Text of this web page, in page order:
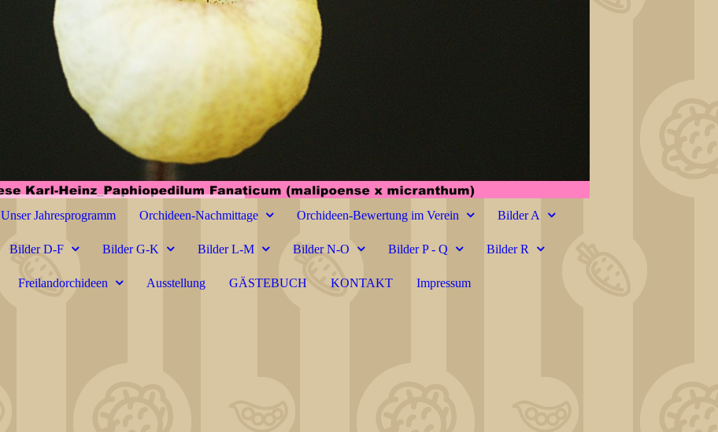
Unser Jahresprogramm Orchideen-Nachmittage Orchideen-Bewertung im Verein Bilder A
Bilder D-F Bilder G-K Bilder L-M Bilder N-O Bilder P - Q Bilder R
Freilandorchideen Ausstellung GÄSTEBUCH KONTAKT Impressum